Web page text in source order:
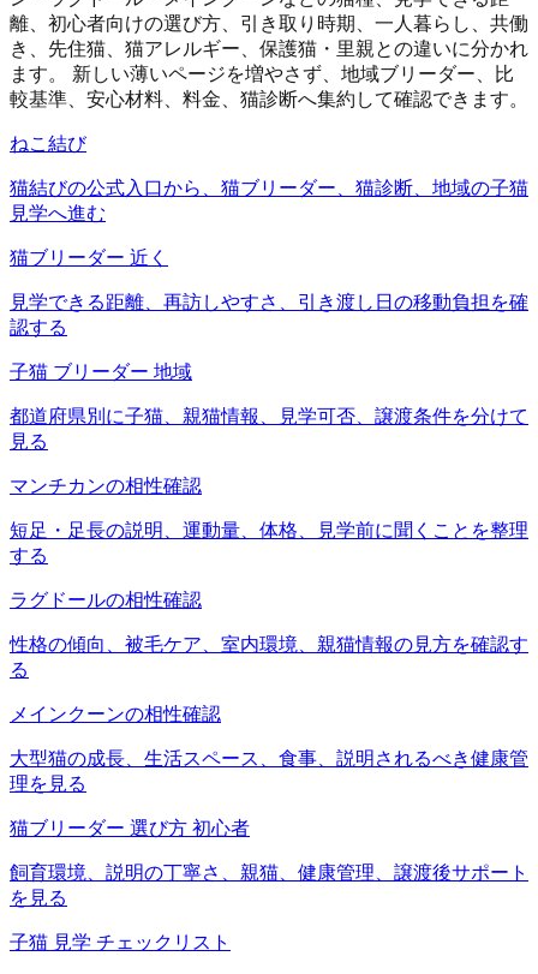
離、初心者向けの選び方、引き取り時期、一人暮らし、共働
き、先住猫、猫アレルギー、保護猫・里親との違いに分かれ
ます。 新しい薄いページを増やさず、地域ブリーダー、比
較基準、安心材料、料金、猫診断へ集約して確認できます。
ねこ結び
猫結びの公式入口から、猫ブリーダー、猫診断、地域の子猫
見学へ進む
猫ブリーダー 近く
見学できる距離、再訪しやすさ、引き渡し日の移動負担を確
認する
子猫 ブリーダー 地域
都道府県別に子猫、親猫情報、見学可否、譲渡条件を分けて
見る
マンチカンの相性確認
短足・足長の説明、運動量、体格、見学前に聞くことを整理
する
ラグドールの相性確認
性格の傾向、被毛ケア、室内環境、親猫情報の見方を確認す
る
メインクーンの相性確認
大型猫の成長、生活スペース、食事、説明されるべき健康管
理を見る
猫ブリーダー 選び方 初心者
飼育環境、説明の丁寧さ、親猫、健康管理、譲渡後サポート
を見る
子猫 見学 チェックリスト